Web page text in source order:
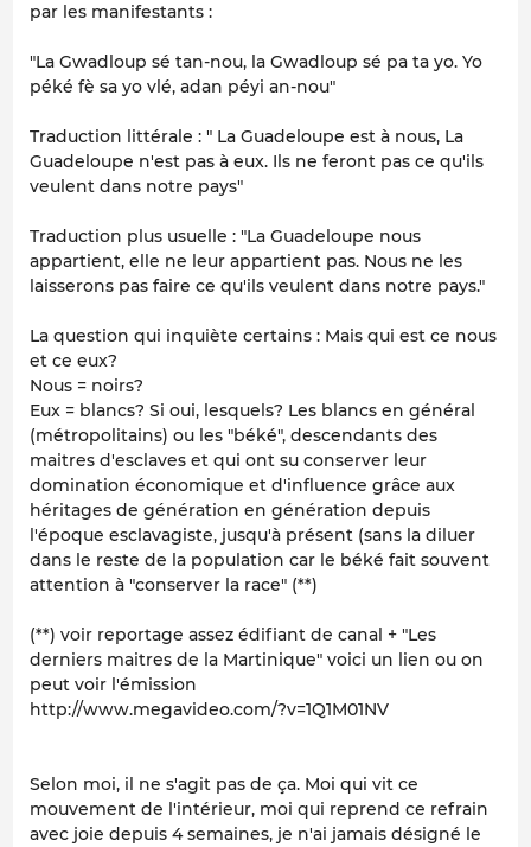
par les manifestants :
"La Gwadloup sé tan-nou, la Gwadloup sé pa ta yo. Yo
péké fè sa yo vlé, adan péyi an-nou"
Traduction littérale : " La Guadeloupe est à nous, La
Guadeloupe n'est pas à eux. Ils ne feront pas ce qu'ils
veulent dans notre pays"
Traduction plus usuelle : "La Guadeloupe nous
appartient, elle ne leur appartient pas. Nous ne les
laisserons pas faire ce qu'ils veulent dans notre pays."
La question qui inquiète certains : Mais qui est ce nous
et ce eux?
Nous = noirs?
Eux = blancs? Si oui, lesquels? Les blancs en général
(métropolitains) ou les "béké", descendants des
maitres d'esclaves et qui ont su conserver leur
domination économique et d'influence grâce aux
héritages de génération en génération depuis
l'époque esclavagiste, jusqu'à présent (sans la diluer
dans le reste de la population car le béké fait souvent
attention à "conserver la race" (**)
(**) voir reportage assez édifiant de canal + "Les
derniers maitres de la Martinique" voici un lien ou on
peut voir l'émission
http://www.megavideo.com/?v=1Q1M01NV
Selon moi, il ne s'agit pas de ça. Moi qui vit ce
mouvement de l'intérieur, moi qui reprend ce refrain
avec joie depuis 4 semaines, je n'ai jamais désigné le